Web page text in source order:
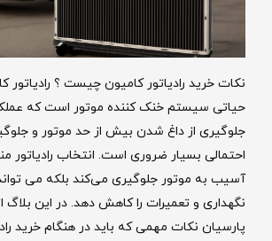
نکات خرید رادیاتور کامیون چیست ؟ رادیاتور
حیاتی سیستم خنک ‌کننده موتور است که
جلوگیری از داغ شدن بیش از حد موتور و
احتمالی بسیار ضروری است. انتخاب رادیاتور
آسیب به موتور جلوگیری می‌کند بلکه می‌
نگهداری و تعمیرات را کاهش دهد. در این
پارسیان نکات مهمی که باید در هنگام خرید